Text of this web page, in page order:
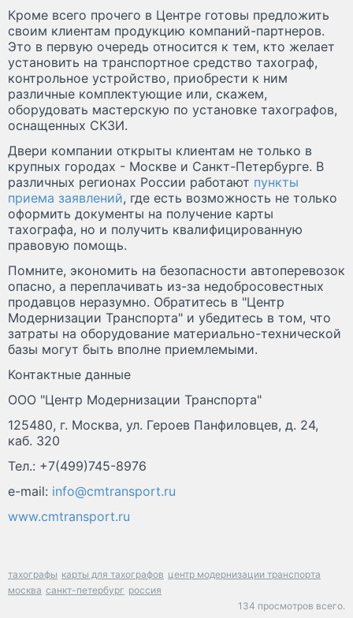
Кроме всего прочего в Центре готовы предложить
своим клиентам продукцию компаний-партнеров.
Это в первую очередь относится к тем, кто желает
установить на транспортное средство тахограф,
контрольное устройство, приобрести к ним
различные комплектующие или, скажем,
оборудовать мастерскую по установке тахографов,
оснащенных СКЗИ.
Двери компании открыты клиентам не только в
крупных городах - Москве и Санкт-Петербурге. В
различных регионах России работают пункты
приема заявлений, где есть возможность не только
оформить документы на получение карты
тахографа, но и получить квалифицированную
правовую помощь.
Помните, экономить на безопасности автоперевозок
опасно, а переплачивать из-за недобросовестных
продавцов неразумно. Обратитесь в "Центр
Модернизации Транспорта" и убедитесь в том, что
затраты на оборудование материально-технической
базы могут быть вполне приемлемыми.
Контактные данные
ООО "Центр Модернизации Транспорта"
125480, г. Москва, ул. Героев Панфиловцев, д. 24,
каб. 320
Тел.: +7(499)745-8976
e-mail: info@cmtransport.ru
www.cmtransport.ru
тахографы карты для тахографов центр модернизации транспорта
москва санкт-петербург россия
134 просмотров всего.